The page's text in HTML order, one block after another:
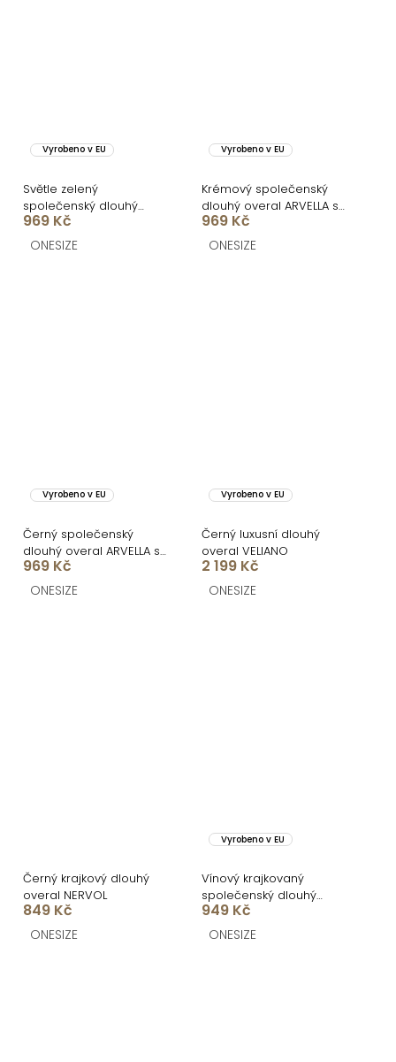
Vyrobeno v EU
Světle zelený
společenský dlouhý
overal ARVELLA s
výstřihem
969 Kč
ONESIZE
Vyrobeno v EU
Krémový společenský
dlouhý overal ARVELLA s
výstřihem
969 Kč
ONESIZE
Vyrobeno v EU
Černý společenský
dlouhý overal ARVELLA s
výstřihem
969 Kč
ONESIZE
Vyrobeno v EU
Černý luxusní dlouhý
overal VELIANO
2 199 Kč
ONESIZE
Černý krajkový dlouhý
overal NERVOL
849 Kč
ONESIZE
Vyrobeno v EU
Vínový krajkovaný
společenský dlouhý
overal WAIVANY
949 Kč
ONESIZE